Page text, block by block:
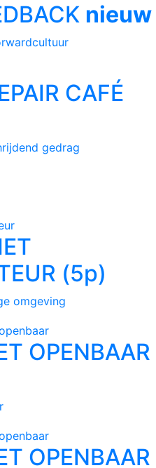
nieuw
CAFÉ
gedrag
(5p)
omgeving
OPENBAAR
OPENBAAR